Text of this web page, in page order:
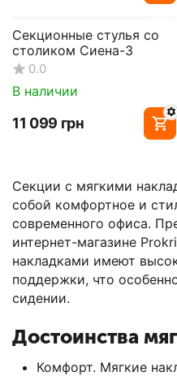
Секции с мягкими
собой комфортное и
современного офиса.
интернет-магазине
накладками имеют
поддержки, что
сидении.
Достоинства
Комфорт. Мягкие
Секционные стулья со
столиком Сиена-3
0.0
В наличии
‍11 099‍ грн